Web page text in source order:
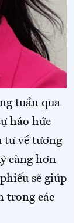
tuần qua
háo hức
tư về tương
càng hơn
sẽ giúp
trong các